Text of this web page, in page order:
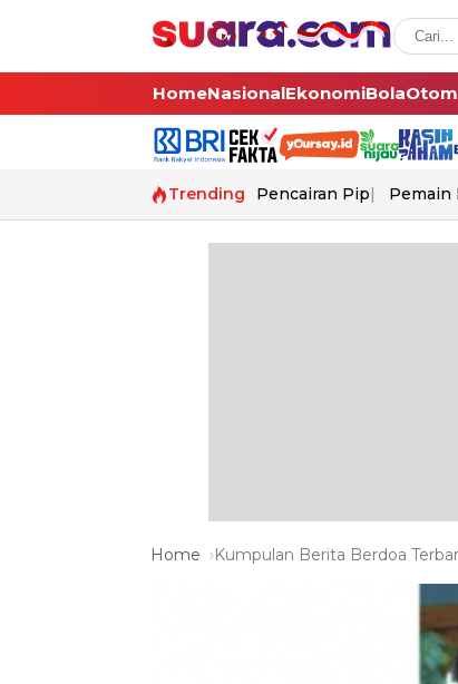
HomeNasionalEkonomiBola
Trending Pencairan Pip Pemain
Home Kumpulan Berita Berdoa